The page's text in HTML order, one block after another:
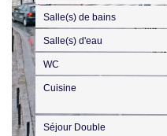
Salle(s) de bains
Salle(s) d'eau
WC
Cuisine
Séjour Double